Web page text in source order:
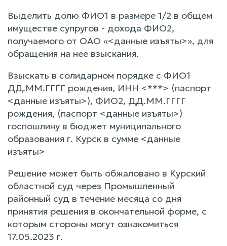
Выделить долю ФИО1 в размере 1/2 в общем
имуществе супругов - дохода ФИО2,
получаемого от ОАО «<данные изъяты>», для
обращения на нее взыскания.
Взыскать в солидарном порядке с ФИО1
ДД.ММ.ГГГГ рождения, ИНН <***> (паспорт
<данные изъяты>), ФИО2, ДД.ММ.ГГГГ
рождения, (паспорт <данные изъяты>)
госпошлину в бюджет муниципального
образования г. Курск в сумме <данные
изъяты>
Решение может быть обжаловано в Курский
областной суд через Промышленный
районный суд в течение месяца со дня
принятия решения в окончательной форме, с
которым стороны могут ознакомиться
17.05.2023 г.